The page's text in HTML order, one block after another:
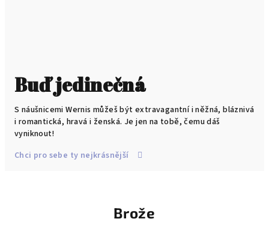
Buď jedinečná
S náušnicemi Wernis můžeš být extravagantní i něžná, bláznivá
i romantická, hravá i ženská. Je jen na tobě, čemu dáš
vyniknout!
Chci pro sebe ty nejkrásnější
Brože